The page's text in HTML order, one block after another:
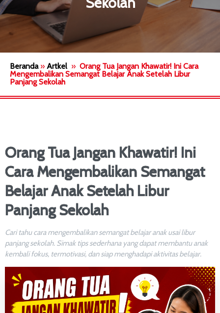
Beranda» Artkel » Orang Tua Jangan Khawatir! Ini Cara
Mengembalikan Semangat Belajar Anak Setelah Libur
Panjang Sekolah
Orang Tua Jangan Khawatir! Ini
Cara Mengembalikan Semangat
Belajar Anak Setelah Libur
Panjang Sekolah
Cari tahu cara mengembalikan semangat belajar anak usai libur
panjang sekolah. Simak tips sederhana yang dapat membantu anak
kembali fokus, termotivasi, dan siap menghadapi aktivitas belajar.